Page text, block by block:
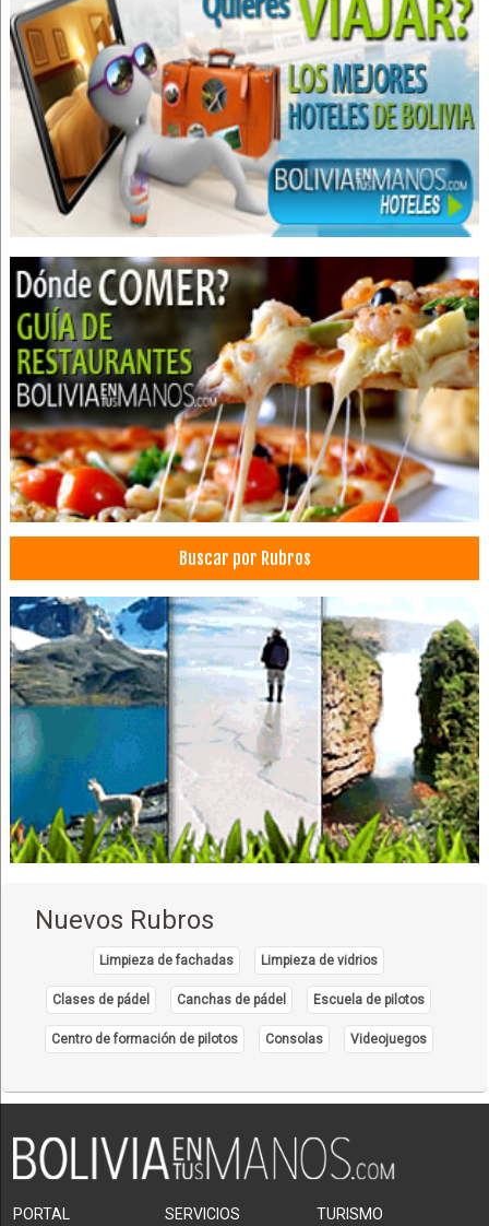
Laboratorios Farmacéuticos
Laboratorios
Laboratorios Médicos
Diseño de Páginas Web
Diseño Gráfico
Gigantografías
Imagen corporativa
Fotos Profesionales
Hoteles
Hotels
Alojamientos
Hostales
Hostel
Radiotaxis
Radio Móvil
Taxi
Operadora de Turismo
Turismo: Agencias de Viaje
Turismo
Viajes, Agencias de
Cursos de Inglés
Colegios Privados
Clases de Inglés
Colegios Secundarios
Colegios Particulares
Escuelas Secundarias
Escuelas Particulares
Escuelas Privadas
Inglés
Convenciones
Buscar por Rubros
Nuevos Rubros
Limpieza de fachadas Limpieza de vidrios
Clases de pádel Canchas de pádel Escuela de pilotos
Centro de formación de pilotos Consolas Videojuegos
PORTAL SERVICIOS TURISMO